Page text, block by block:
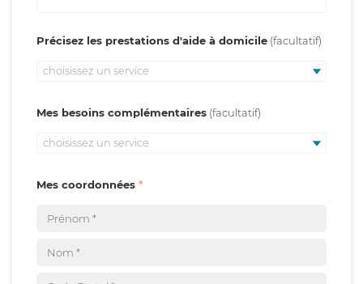
Précisez les prestations d'aide à domicile
choisissez un service
Mes besoins complémentaires
choisissez un service
Mes coordonnées